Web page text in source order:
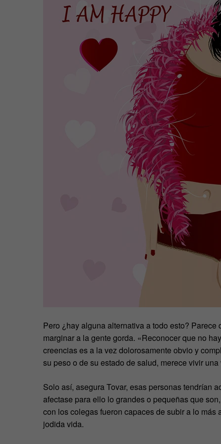
Pero ¿hay alguna alternativa a todo esto?
marginar a la gente gorda. «Reconocer que no
creencias es a la vez dolorosamente obvio y
su peso o de su estado de salud, merece vivir
Solo así, asegura Tovar, esas personas tendrían
afectase para ello lo grandes o pequeñas que
con los colegas fueron capaces de subir a lo
jodida vida.